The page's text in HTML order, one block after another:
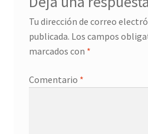
Tu dirección de correo
publicada. Los campos
marcados con *
Comentario *